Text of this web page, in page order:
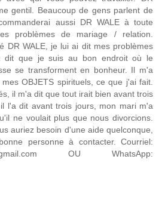
gentil. Beaucoup de gens parlent de
aussi DR WALE à toute
problèmes de mariage / relation.
DR WALE, je lui ai dit mes problèmes
dit que je suis au bon endroit où le
se transforment en bonheur. Il m'a
OBJETS spirituels, ce que j'ai fait.
il m'a dit que tout irait bien avant trois
l'a dit avant trois jours, mon mari m'a
ne voulait plus que nous divorcions.
auriez besoin d'une aide quelconque,
personne à contacter. Courriel:
OU WhatsApp: